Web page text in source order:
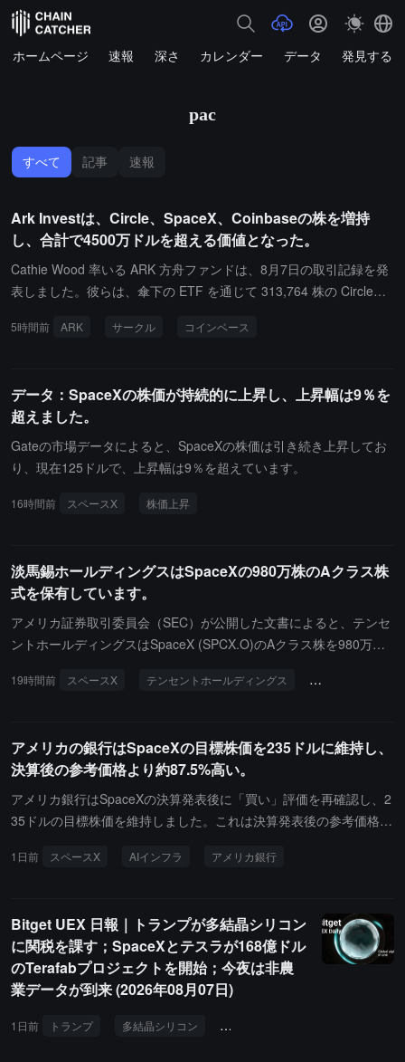
ホームページ 速報 深さ カレンダー データ 発見する
pac
すべて 記事 速報
Ark Investは、Circle、SpaceX、Coinbaseの株を増持
し、合計で4500万ドルを超える価値となった。
Cathie Wood 率いる ARK 方舟ファンドは、8月7日の取引記録を発
表しました。彼らは、傘下の ETF を通じて 313,764 株の Circle
米ドルに相当します。また、114,815 株の SpaceX（SPCX）株を 1
入し、価値は約 916 万米ドルです。
5時間前 ARK サークル コインベース
データ：SpaceXの株価が持続的に上昇し、上昇幅は9％を
超えました。
Gateの市場データによると、SpaceXの株価は引き続き上昇してお
り、現在125ドルで、上昇幅は9％を超えています。
16時間前 スペースX 株価上昇
淡馬錫ホールディングスはSpaceXの980万株のAクラス株
式を保有しています。
アメリカ証券取引委員会（SEC）が公開した文書によると、テンセ
ントホールディングスはSpaceX (SPCX.O)のAクラス株を980万株
19時間前 スペースX テンセントホールディングス アメリカ証券取
アメリカの銀行はSpaceXの目標株価を235ドルに維持し、
決算後の参考価格より約87.5%高い。
アメリカ銀行はSpaceXの決算発表後に「買い」評価を再確認し、2
35ドルの目標株価を維持しました。これは決算発表後の参考価格12
がもはや主にロケット打ち上げ事業に基づいているのではなく、AI
測の半分以上を占めると予想しています。一方、Anthropicとの協力
は今年の5月から収入に寄与し始め、Googleとの計算能力の協力は
今年の10月に開始される見込みです。アメリカ銀行はこのため、今
後数年の業績予測を引き上げました：2026年の収入予測は約15%引
07億ドル；2028年の収入予測は約29%引き上げられ1848億ドル。
1日前 スペースX AIインフラ アメリカ銀行
Bitget UEX 日報｜トランプが多結晶シリコン
に関税を課す；SpaceXとテスラが168億ドル
のTerafabプロジェクトを開始；今夜は非農
業データが到来 (2026年08月07日)
1日前 トランプ 多結晶シリコン 関税引き上げ